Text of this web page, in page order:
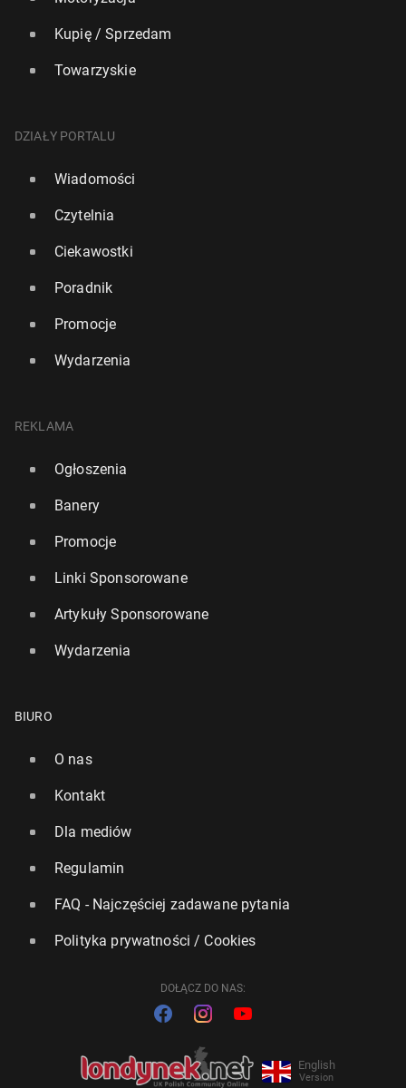
Kupię / Sprzedam
Towarzyskie
DZIAŁY PORTALU
Wiadomości
Czytelnia
Ciekawostki
Poradnik
Promocje
Wydarzenia
REKLAMA
Ogłoszenia
Banery
Promocje
Linki Sponsorowane
Artykuły Sponsorowane
Wydarzenia
BIURO
O nas
Kontakt
Dla mediów
Regulamin
FAQ - Najczęściej zadawane pytania
Polityka prywatności / Cookies
DOŁĄCZ DO NAS:
English
Version